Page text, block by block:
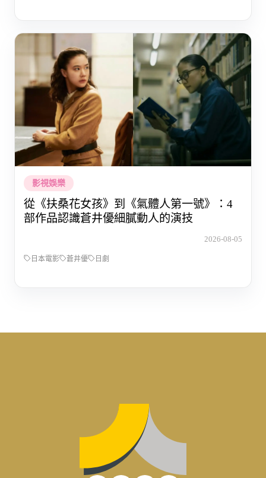
影視娛樂
從《扶桑花女孩》到《氣體人第一號》：4
部作品認識蒼井優細膩動人的演技
2026-08-05
日本電影 蒼井優 日劇